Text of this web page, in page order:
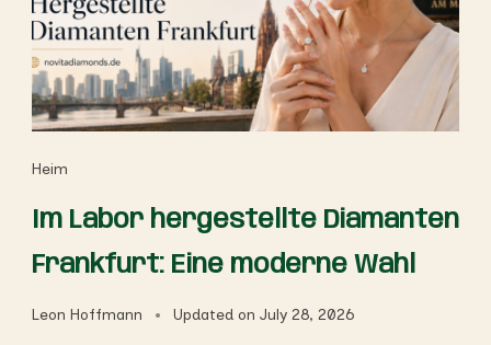
Heim
Im Labor hergestellte Diamanten
Frankfurt: Eine moderne Wahl
Leon Hoffmann Updated on July 28, 2026